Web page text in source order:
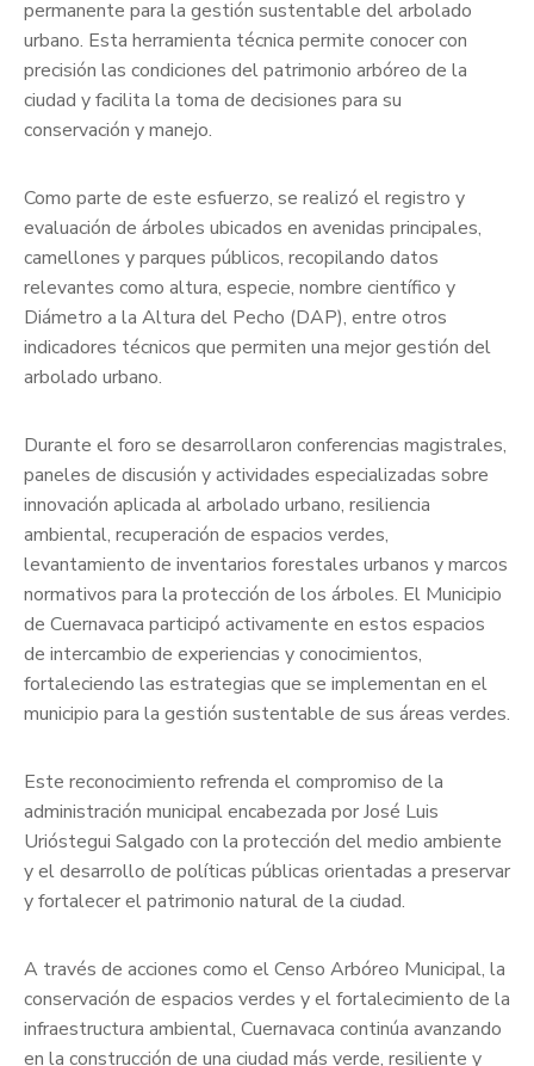
permanente para la gestión sustentable del arbolado
urbano. Esta herramienta técnica permite conocer con
precisión las condiciones del patrimonio arbóreo de la
ciudad y facilita la toma de decisiones para su
conservación y manejo.
Como parte de este esfuerzo, se realizó el registro y
evaluación de árboles ubicados en avenidas principales,
camellones y parques públicos, recopilando datos
relevantes como altura, especie, nombre científico y
Diámetro a la Altura del Pecho (DAP), entre otros
indicadores técnicos que permiten una mejor gestión del
arbolado urbano.
Durante el foro se desarrollaron conferencias magistrales,
paneles de discusión y actividades especializadas sobre
innovación aplicada al arbolado urbano, resiliencia
ambiental, recuperación de espacios verdes,
levantamiento de inventarios forestales urbanos y marcos
normativos para la protección de los árboles. El Municipio
de Cuernavaca participó activamente en estos espacios
de intercambio de experiencias y conocimientos,
fortaleciendo las estrategias que se implementan en el
municipio para la gestión sustentable de sus áreas verdes.
Este reconocimiento refrenda el compromiso de la
administración municipal encabezada por José Luis
Urióstegui Salgado con la protección del medio ambiente
y el desarrollo de políticas públicas orientadas a preservar
y fortalecer el patrimonio natural de la ciudad.
A través de acciones como el Censo Arbóreo Municipal, la
conservación de espacios verdes y el fortalecimiento de la
infraestructura ambiental, Cuernavaca continúa avanzando
en la construcción de una ciudad más verde, resiliente y